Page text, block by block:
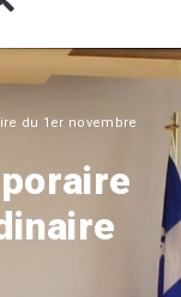
du 1er novembre